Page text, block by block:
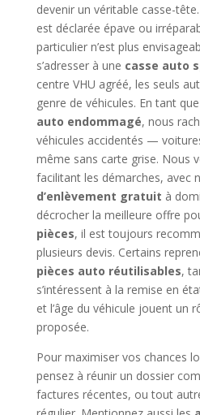
devenir un véritable casse-
est déclarée épave ou
particulier n’est plus
s’adresser à une casse auto
centre VHU agréé, les seuls
genre de véhicules. En tant
auto endommagé, nous
véhicules accidentés —
même sans carte grise. Nous
facilitant les démarches, avec
d’enlèvement gratuit à
décrocher la meilleure offre
pièces, il est toujours
plusieurs devis. Certains
pièces auto réutilisables,
s’intéressent à la remise en
et l’âge du véhicule jouent un
proposée.
Pour maximiser vos chances
pensez à réunir un dossier
factures récentes, ou tout